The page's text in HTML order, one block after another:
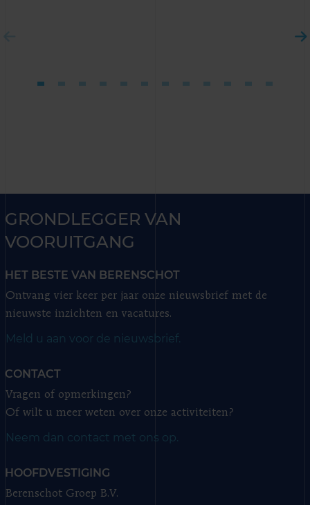
GRONDLEGGER VAN
VOORUITGANG
HET BESTE VAN BERENSCHOT
Ontvang vier keer per jaar onze nieuwsbrief met de
nieuwste inzichten en vacatures.
Meld u aan voor de nieuwsbrief.
CONTACT
Vragen of opmerkingen?
Of wilt u meer weten over onze activiteiten?
Neem dan contact met ons op.
HOOFDVESTIGING
Berenschot Groep B.V.